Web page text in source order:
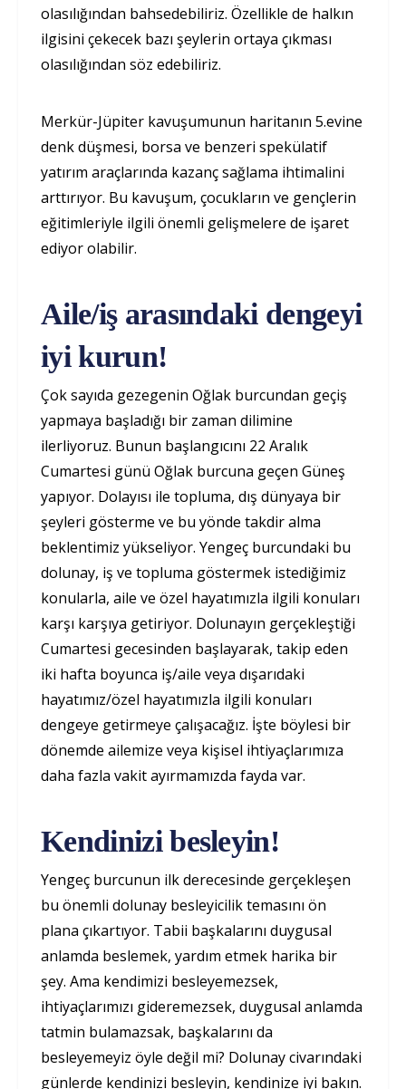
olasılığından bahsedebiliriz. Özellikle de halkın
ilgisini çekecek bazı şeylerin ortaya çıkması
olasılığından söz edebiliriz.
Merkür-Jüpiter kavuşumunun haritanın 5.evine
denk düşmesi, borsa ve benzeri spekülatif
yatırım araçlarında kazanç sağlama ihtimalini
arttırıyor. Bu kavuşum, çocukların ve gençlerin
eğitimleriyle ilgili önemli gelişmelere de işaret
ediyor olabilir.
Aile/iş arasındaki dengeyi
iyi kurun!
Çok sayıda gezegenin Oğlak burcundan geçiş
yapmaya başladığı bir zaman dilimine
ilerliyoruz. Bunun başlangıcını 22 Aralık
Cumartesi günü Oğlak burcuna geçen Güneş
yapıyor. Dolayısı ile topluma, dış dünyaya bir
şeyleri gösterme ve bu yönde takdir alma
beklentimiz yükseliyor. Yengeç burcundaki bu
dolunay, iş ve topluma göstermek istediğimiz
konularla, aile ve özel hayatımızla ilgili konuları
karşı karşıya getiriyor. Dolunayın gerçekleştiği
Cumartesi gecesinden başlayarak, takip eden
iki hafta boyunca iş/aile veya dışarıdaki
hayatımız/özel hayatımızla ilgili konuları
dengeye getirmeye çalışacağız. İşte böylesi bir
dönemde ailemize veya kişisel ihtiyaçlarımıza
daha fazla vakit ayırmamızda fayda var.
Kendinizi besleyin!
Yengeç burcunun ilk derecesinde gerçekleşen
bu önemli dolunay besleyicilik temasını ön
plana çıkartıyor. Tabii başkalarını duygusal
anlamda beslemek, yardım etmek harika bir
şey. Ama kendimizi besleyemezsek,
ihtiyaçlarımızı gideremezsek, duygusal anlamda
tatmin bulamazsak, başkalarını da
besleyemeyiz öyle değil mi? Dolunay civarındaki
günlerde kendinizi besleyin, kendinize iyi bakın.